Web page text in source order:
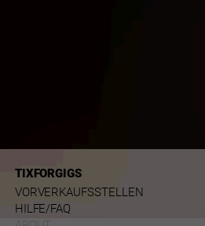
TIXFORGIGS
VORVERKAUFSSTELLEN
HILFE/FAQ